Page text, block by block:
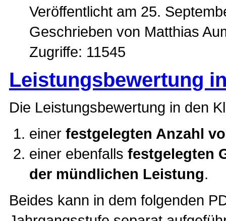
Veröffentlicht am 25.
Geschrieben von Matthias
Zugriffe: 11545
Leistungsbewertung
Die Leistungsbewertung in den
einer festgelegten Anzahl
einer ebenfalls festgelegten
der mündlichen Leistung.
Beides kann in dem folgenden